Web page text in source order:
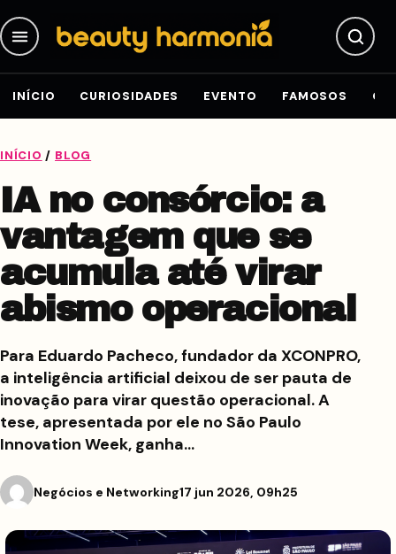
INÍCIO CURIOSIDADES EVENTO FAMOSOS
INÍCIO / BLOG
IA no consórcio: a
vantagem que se
acumula até virar
abismo operacional
Para Eduardo Pacheco, fundador da XCONPRO,
a inteligência artificial deixou de ser pauta de
inovação para virar questão operacional. A
tese, apresentada por ele no São Paulo
Innovation Week, ganha…
Negócios e Networking17 jun 2026, 09h25